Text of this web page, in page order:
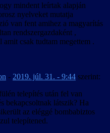
mindent leírtak alapján
nyelveket mutatja
van fent amihez a magyarítás
rendszergazdaként ,
amit csak tudtam megettem .
- 2019. júl. 31. - 9:44 szerint:
telepítés után fel van
bekapcsoltnak látszik? Ha
az eléggé bombabiztos
telepítened.